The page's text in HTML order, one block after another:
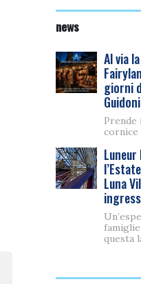
news
Al via
giorni
Prende
cornice
Luna
questa